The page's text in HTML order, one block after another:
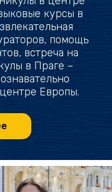
курсы в
помощь
встреча на
в Праге –
Европы.